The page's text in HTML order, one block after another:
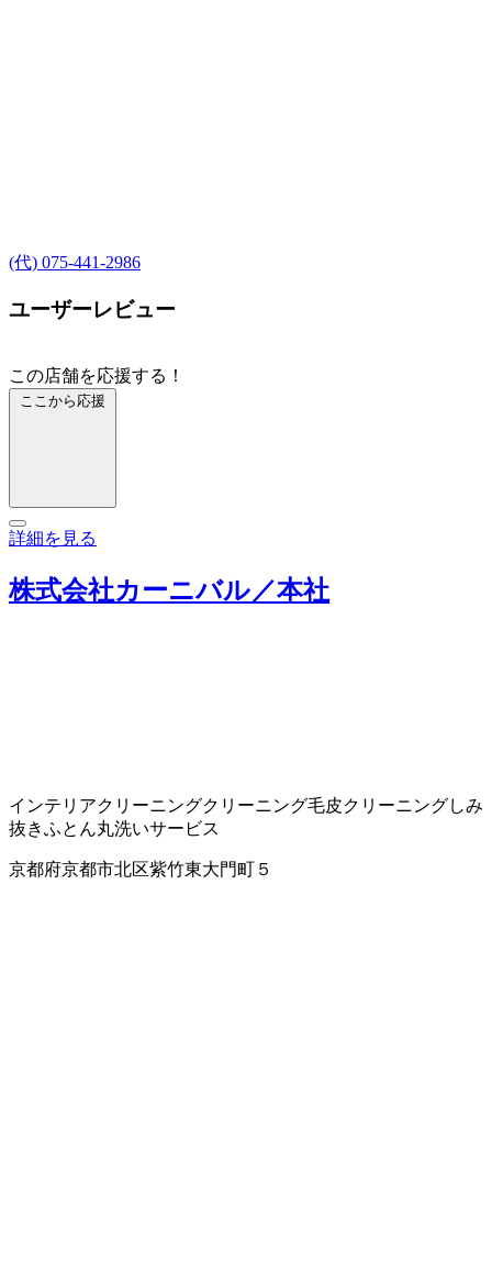
(代) 075-441-2986
ユーザーレビュー
この店舗を応援する！
ここから応援
詳細を見る
株式会社カーニバル／本社
インテリアクリーニングクリーニング毛皮クリーニングしみ
抜きふとん丸洗いサービス
京都府京都市北区紫竹東大門町５